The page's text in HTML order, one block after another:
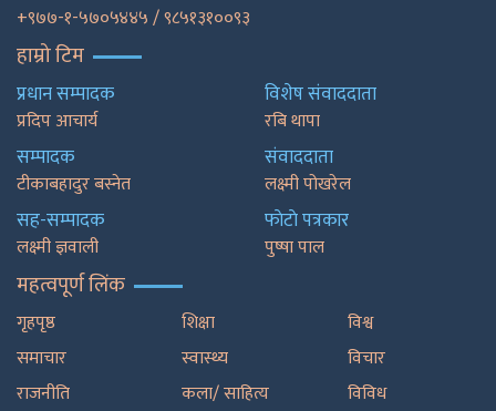
+९७७-१-५७०५४४५ / ९८५१३१००९३
हाम्रो टिम
प्रधान सम्पादक
प्रदिप आचार्य
सम्पादक
टीकाबहादुर बस्नेत
सह-सम्पादक
लक्ष्मी ज्ञवाली
विशेष संवाददाता
रबि थापा
संवाददाता
लक्ष्मी पोखरेल
फाेटाे पत्रकार
पुष्षा पाल
महत्वपूर्ण लिंक
गृहपृष्ठ
समाचार
राजनीति
शिक्षा
स्वास्थ्य
कला/ साहित्य
विश्व
विचार
विविध